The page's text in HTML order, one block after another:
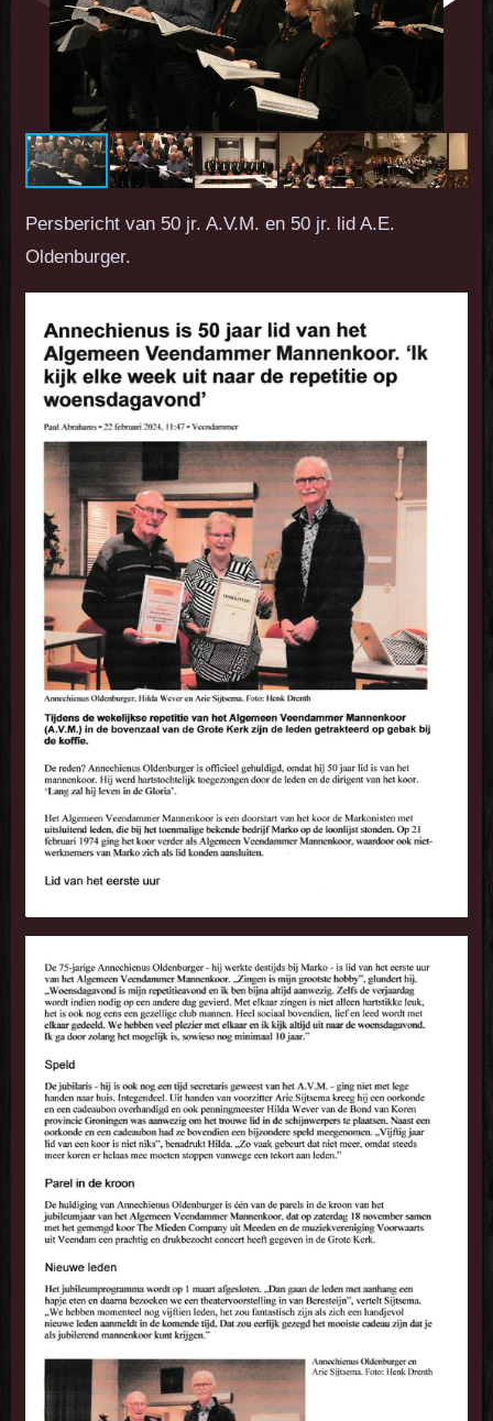
Persbericht van 50 jr. A.V.M. en 50 jr. lid A.E.
Oldenburger.